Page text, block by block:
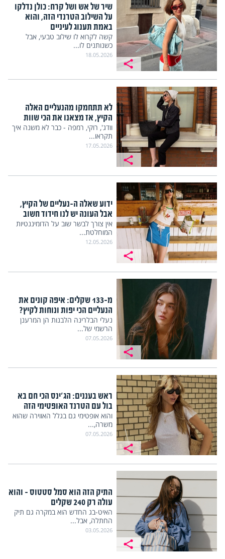
שיר של אש ושל קרח: כולן נדלקו
על השילוב הטרנדי הזה, והוא
באמת תענוג לעיניים
קשה לקרוא לו שילוב טבעי, אבל
כשנותנים לו...
18.05.2026
לא תתחמקו מהנעליים האלה
הקיץ, אז מצאנו את הכי שוות
וודג', רוקי, רמפה - כבר לא משנה איך
תקראו...
17.05.2026
ידוע שאלה ה-נעליים של הקיץ,
אבל העונה יש לנו חידוד חשוב
אין צורך לבשר שוב על הדומיננטיות
המוחלטת...
12.05.2026
מ-133 שקלים: איפה קונים את
הנעליים הכי יפות ונוחות לקיץ?
נעלי הבלרינה הלבנות הן המרענן
הרשמי של...
07.05.2026
ראש בעננים: הג'ינס הכי חם בא
בול עם הטרנד האופטימי הזה
והוא אופטימי גם בגלל האווירה שהוא
משרה,...
07.05.2026
התיק הזה הוא סמל סטטוס – והוא
עולה רק 240 שקלים
האיט-בג החדש הוא במקרה גם תיק
החתלה, אבל...
03.05.2026